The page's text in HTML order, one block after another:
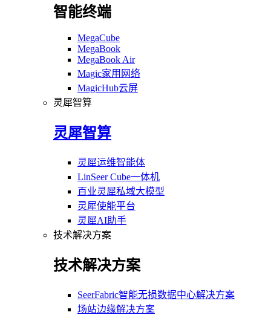
智能终端
MegaCube
MegaBook
MegaBook Air
Magic家用网络
MagicHub云屏
灵犀智算
灵犀智算
灵犀运维智能体
LinSeer Cube一体机
百业灵犀私域大模型
灵犀使能平台
灵犀AI助手
技术解决方案
技术解决方案
SeerFabric智能无损数据中心解决方案
场站边缘解决方案